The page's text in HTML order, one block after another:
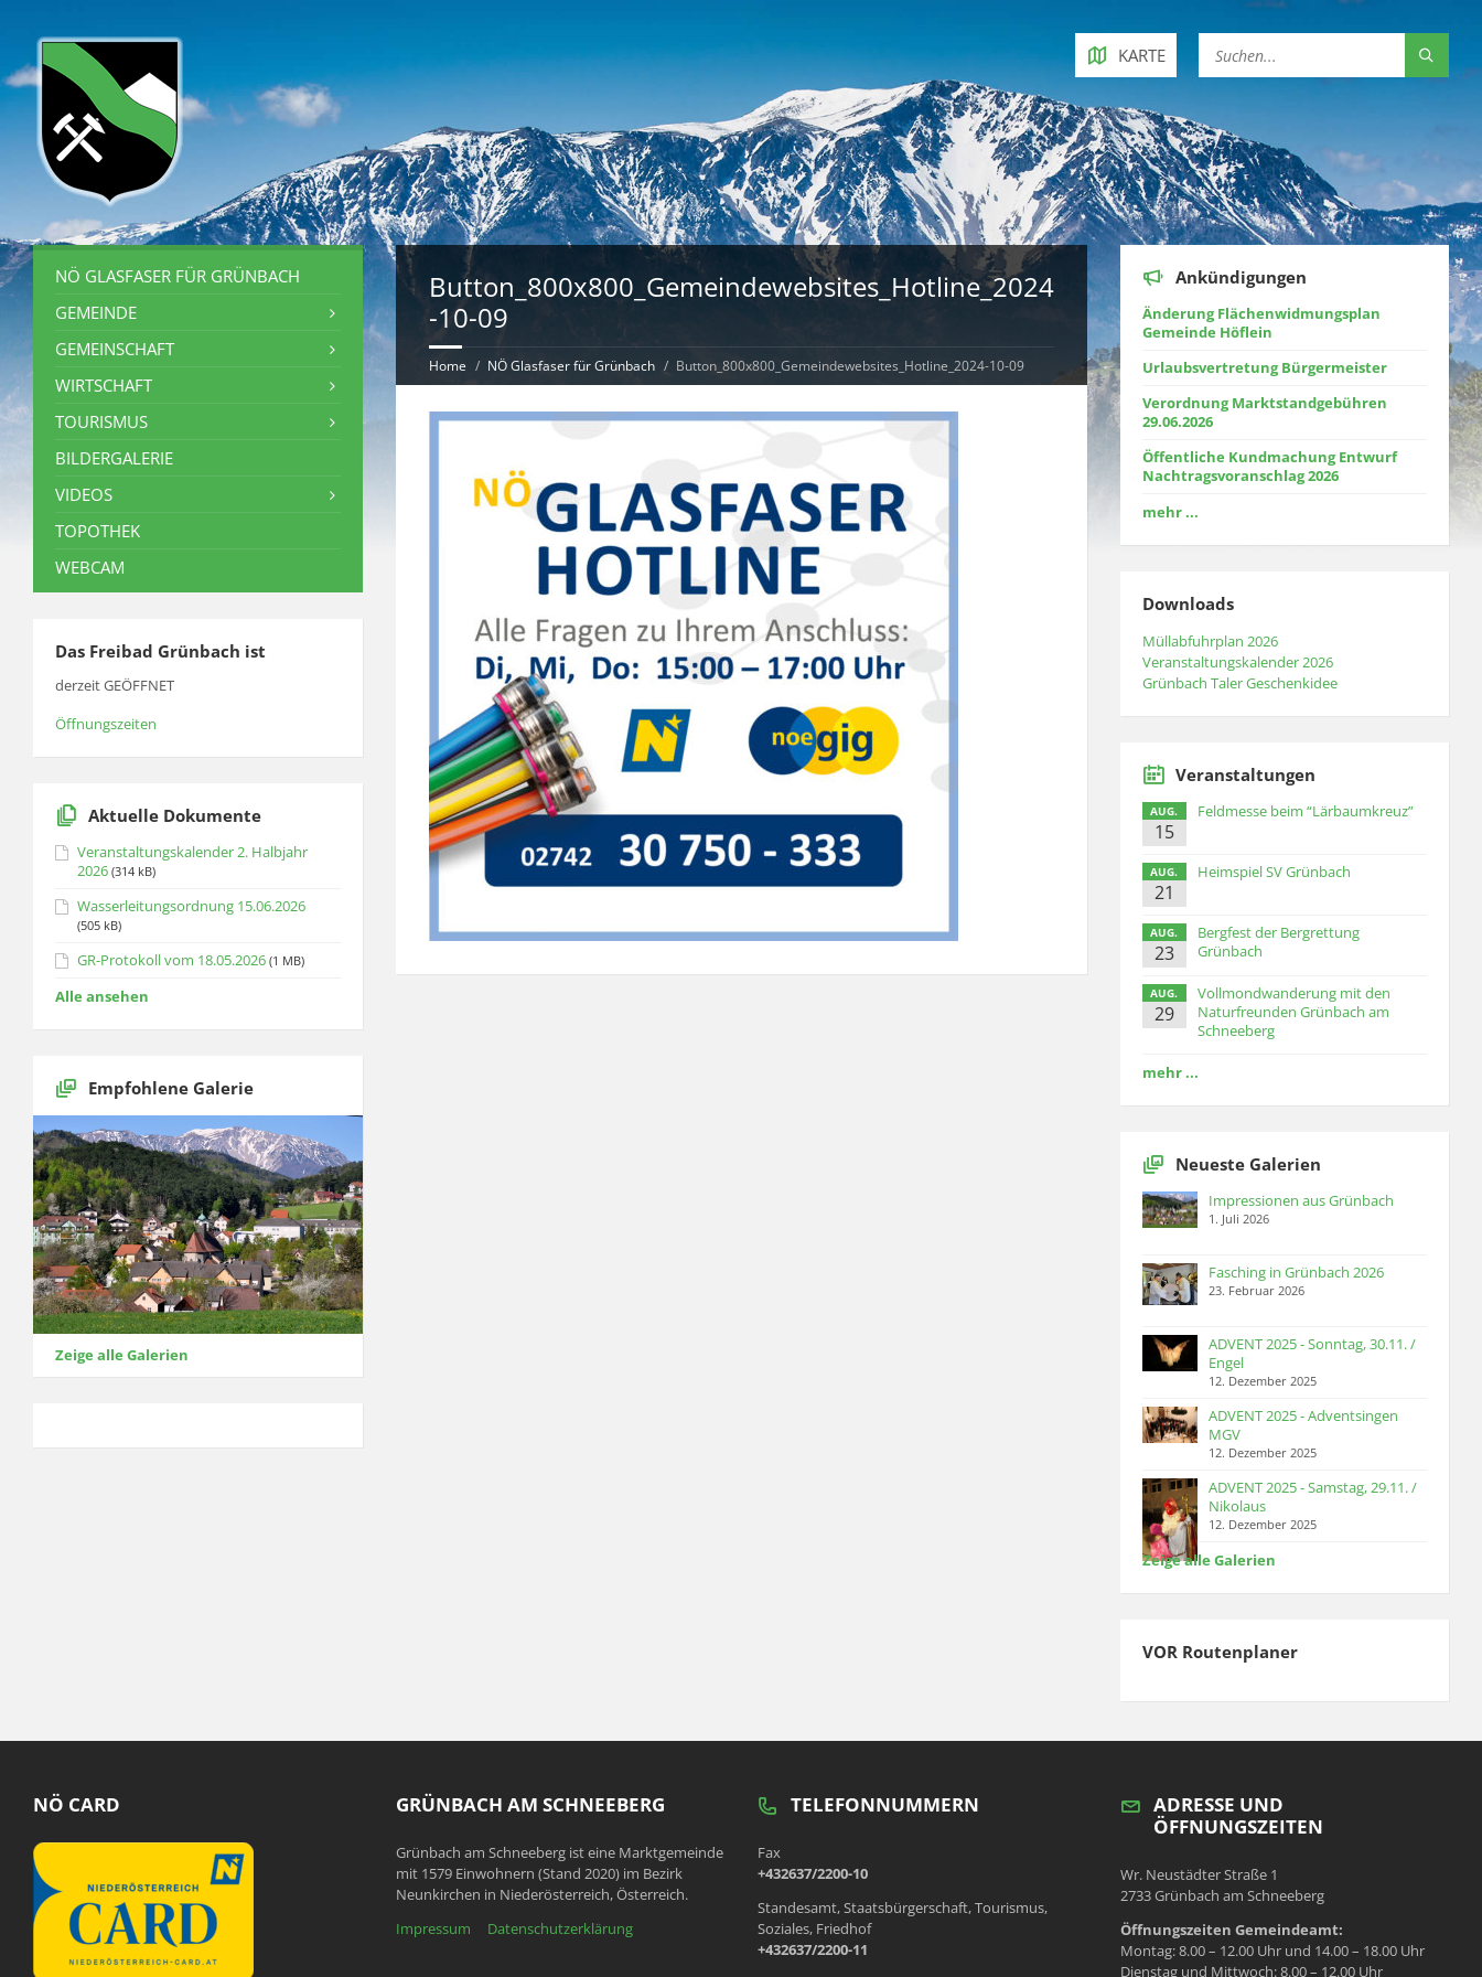
KARTE
Button_800x800_Gemeindewebsites_Hotline_2024
-10-09
Home NÖ Glasfaser für Grünbach Button_800x800_Gemeindewebsites_Hotline_2024-10-09
NÖ GLASFASER FÜR GRÜNBACH
GEMEINDE
GEMEINSCHAFT
WIRTSCHAFT
TOURISMUS
BILDERGALERIE
VIDEOS
TOPOTHEK
WEBCAM
Das Freibad Grünbach ist
derzeit GEÖFFNET
Öffnungszeiten
Aktuelle Dokumente
Veranstaltungskalender 2. Halbjahr
2026 (314 kB)
Wasserleitungsordnung 15.06.2026
(505 kB)
GR-Protokoll vom 18.05.2026 (1 MB)
Alle ansehen
Empfohlene Galerie
Zeige alle Galerien
Ankündigungen
Änderung Flächenwidmungsplan
Gemeinde Höflein
Urlaubsvertretung Bürgermeister
Verordnung Marktstandgebühren
29.06.2026
Öffentliche Kundmachung Entwurf
Nachtragsvoranschlag 2026
mehr ...
Downloads
Müllabfuhrplan 2026
Veranstaltungskalender 2026
Grünbach Taler Geschenkidee
Veranstaltungen
AUG.
15
Feldmesse beim “Lärbaumkreuz”
AUG.
21
Heimspiel SV Grünbach
AUG.
23
Bergfest der Bergrettung
Grünbach
AUG.
29
Vollmondwanderung mit den
Naturfreunden Grünbach am
Schneeberg
mehr ...
Neueste Galerien
Impressionen aus Grünbach
1. Juli 2026
Fasching in Grünbach 2026
23. Februar 2026
ADVENT 2025 - Sonntag, 30.11. /
Engel
12. Dezember 2025
ADVENT 2025 - Adventsingen
MGV
12. Dezember 2025
ADVENT 2025 - Samstag, 29.11. /
Nikolaus
12. Dezember 2025
Zeige alle Galerien
VOR Routenplaner
NÖ CARD GRÜNBACH AM SCHNEEBERG
Grünbach am Schneeberg ist eine Marktgemeinde
mit 1579 Einwohnern (Stand 2020) im Bezirk
Neunkirchen in Niederösterreich, Österreich.
Impressum
Datenschutzerklärung
TELEFONNUMMERN
Fax
+432637/2200-10
Standesamt, Staatsbürgerschaft, Tourismus,
Soziales, Friedhof
+432637/2200-11
ADRESSE UND
ÖFFNUNGSZEITEN
Wr. Neustädter Straße 1
2733 Grünbach am Schneeberg
Öffnungszeiten Gemeindeamt:
Montag: 8.00 – 12.00 Uhr und 14.00 – 18.00 Uhr
Dienstag und Mittwoch: 8.00 – 12.00 Uhr